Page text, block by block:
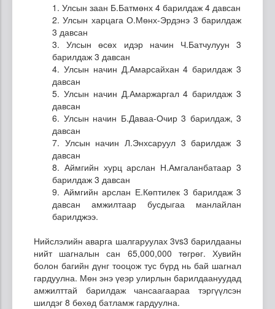
1. Улсын заан Б.Батмөнх 4 барилдаж 4 давсан
2. Улсын харцага О.Мөнх-Эрдэнэ 3 барилдаж
3 давсан
3. Улсын өсөх идэр начин Ч.Батчулуун 3
барилдаж 3 давсан
4. Улсын начин Д.Амарсайхан 4 барилдаж 3
давсан
5. Улсын начин Д.Амаржаргал 4 барилдаж 3
давсан
6. Улсын начин Б.Даваа-Очир 3 барилдаж, 3
давсан
7. Улсын начин Л.Энхсаруул 3 барилдаж 3
давсан
8. Аймгийн хурц арслан Н.Амгаланбатаар 3
барилдаж 3 давсан
9. Аймгийн арслан Е.Көптилек 3 барилдаж 3
давсан амжилтаар бусдыгаа манлайлан
барилджээ.
Нийслэлийн аварга шалгаруулах 3vs3 барилдааны
нийт шагналын сан 65,000,000 төгрөг. Хувийн
болон багийн дүнг тооцож тус бүрд нь бай шагнал
гардуулна. Мөн энэ үеэр улирлын барилдаануудад
амжилттай барилдаж чансаагаараа тэргүүлсэн
шилдэг 8 бөхөд батламж гардуулна.